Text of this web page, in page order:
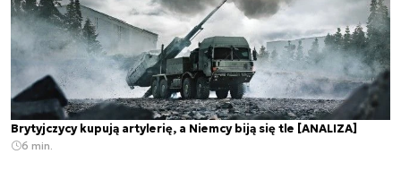
Brytyjczycy kupują artylerię, a Niemcy biją się tle [ANALIZA]
6 min.